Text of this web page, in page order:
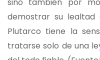
sino también por
demostrar su lealtad
Plutarco tiene la
tratarse solo de una